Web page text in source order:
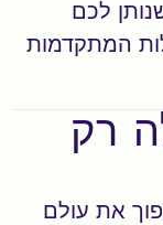
לכם
המתקדמות
רק
את עולם